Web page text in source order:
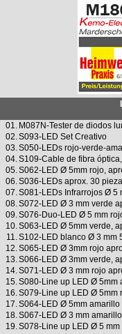
01.
M087N-Tester de diodos
02. S093-LED Set Creativo
03. S050-LEDs rojo-verde-
04. S109-Cable de fibra
05. S062-LED Ø 5mm rojo,
06. S036-LEDs aprox. 30
07. S081-LEDs Infrarrojos Ø 5
08. S072-LED Ø 3 mm verde
09. S076-Duo-LED Ø 5 mm
10. S063-LED Ø 5mm verde,
11. S102-LED blanco Ø 3 mm
12. S065-LED Ø 3mm rojo
13. S066-LED Ø 3mm verde,
14. S071-LED Ø 3 mm rojo
15. S080-Line up LED Ø 5mm
16. S079-Line up LED Ø 5mm
17. S064-LED Ø 5mm
18. S067-LED Ø 3 mm
19. S078-Line up LED Ø 5